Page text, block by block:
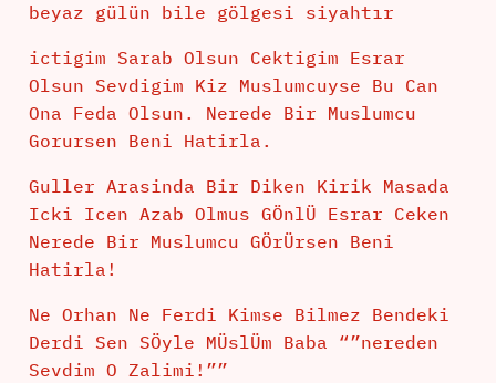
beyaz gülün bile gölgesi siyahtır
ictigim Sarab Olsun Cektigim Esrar
Olsun Sevdigim Kiz Muslumcuyse Bu Can
Ona Feda Olsun. Nerede Bir Muslumcu
Gorursen Beni Hatirla.
Guller Arasinda Bir Diken Kirik Masada
Icki Icen Azab Olmus GÖnlÜ Esrar Ceken
Nerede Bir Muslumcu GÖrÜrsen Beni
Hatirla!
Ne Orhan Ne Ferdi Kimse Bilmez Bendeki
Derdi Sen SÖyle MÜslÜm Baba “”nereden
Sevdim O Zalimi!””